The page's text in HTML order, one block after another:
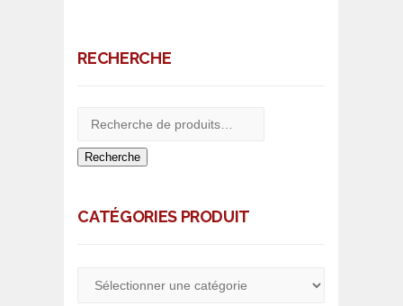
RECHERCHE
Recherche
CATÉGORIES PRODUIT